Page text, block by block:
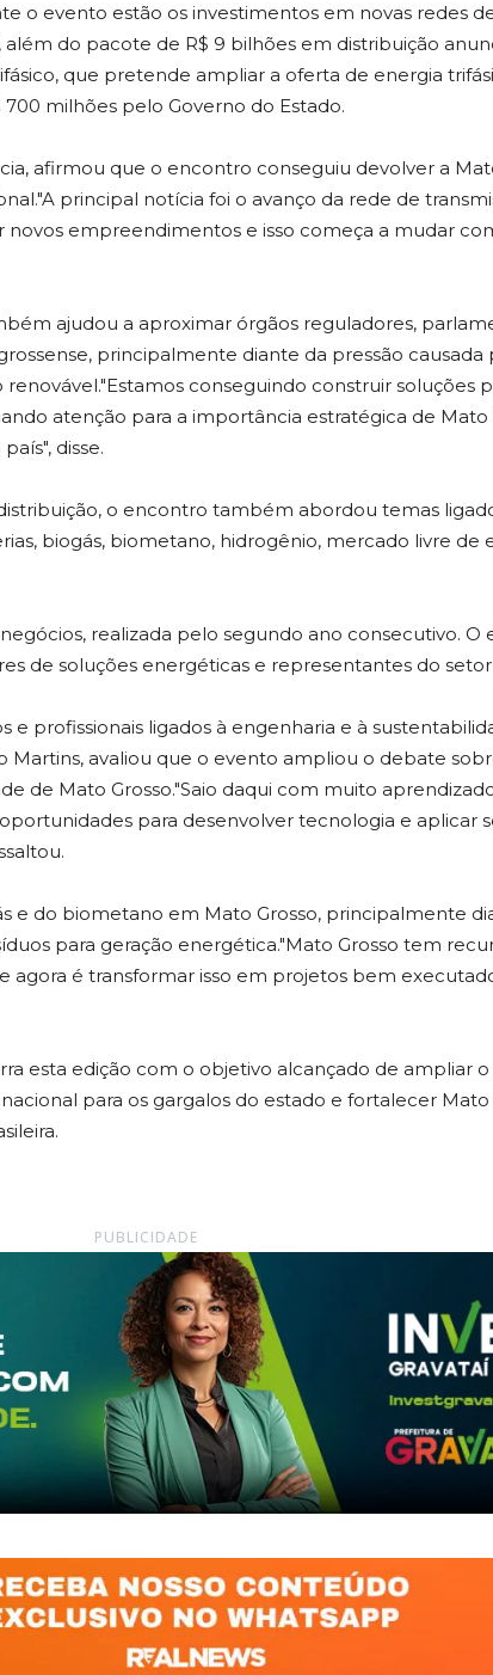
o evento estão os investimentos em novas redes
do pacote de R$ 9 bilhões em distribuição
que pretende ampliar a oferta de energia
milhões pelo Governo do Estado.
afirmou que o encontro conseguiu devolver a
principal notícia foi o avanço da rede de
empreendimentos e isso começa a mudar
ajudou a aproximar órgãos reguladores,
principalmente diante da pressão
conseguindo construir soluções
atenção para a importância estratégica de Mato
disse.
o encontro também abordou temas
biogás, biometano, hidrogênio, mercado livre de
realizada pelo segundo ano consecutivo. O
de soluções energéticas e representantes do
profissionais ligados à engenharia e à
Martins, avaliou que o evento ampliou o debate
de Mato Grosso."Saio daqui com muito
para desenvolver tecnologia e aplicar
e do biometano em Mato Grosso, principalmente
para geração energética."Mato Grosso tem
é transformar isso em projetos bem
esta edição com o objetivo alcançado de ampliar
para os gargalos do estado e fortalecer Mato
PUBLICIDADE